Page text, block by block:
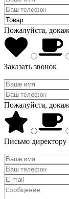
Пожалуйста,
Заказать звонок
Пожалуйста,
Письмо директору